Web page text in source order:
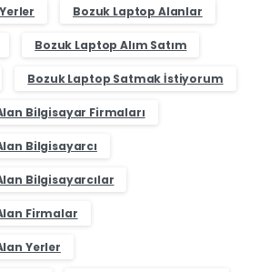
Bozuk Laptop Alanlar
Bozuk Laptop Alım Satım
Bozuk Laptop Satmak İstiyorum
Bilgisayar Firmaları
Bilgisayarcı
Bilgisayarcılar
Firmalar
Yerler